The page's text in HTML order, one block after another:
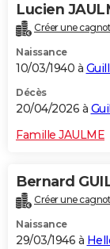
Lucien
Créer une
Naissance
10/03/1940 à
Décès
20/04/2026 à
Famille JAULME
Bernard
Créer une
Naissance
29/03/1946 à